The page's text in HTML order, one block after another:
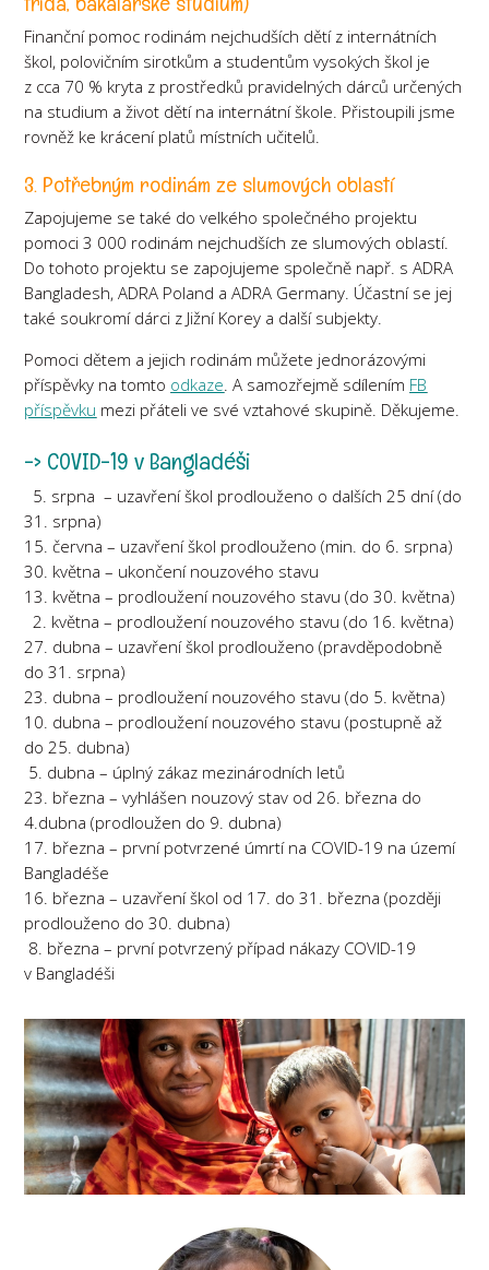
Finanční pomoc rodinám nejchudších dětí z internátních
škol, polovičním sirotkům a studentům vysokých škol je
z cca 70 % kryta z prostředků pravidelných dárců určených
na studium a život dětí na internátní škole. Přistoupili jsme
rovněž ke krácení platů místních učitelů.
3. Potřebným rodinám ze slumových oblastí
Zapojujeme se také do velkého společného projektu
pomoci 3 000 rodinám nejchudších ze slumových oblastí.
Do tohoto projektu se zapojujeme společně např. s ADRA
Bangladesh, ADRA Poland a ADRA Germany. Účastní se jej
také soukromí dárci z Jižní Korey a další subjekty.
Pomoci dětem a jejich rodinám můžete jednorázovými
příspěvky na tomto odkaze. A samozřejmě sdílením FB
příspěvku mezi přáteli ve své vztahové skupině. Děkujeme.
-> COVID-19 v Bangladéši
5. srpna – uzavření škol prodlouženo o dalších 25 dní (do
31. srpna)
15. června – uzavření škol prodlouženo (min. do 6. srpna)
30. května – ukončení nouzového stavu
13. května – prodloužení nouzového stavu (do 30. května)
2. května – prodloužení nouzového stavu (do 16. května)
27. dubna – uzavření škol prodlouženo (pravděpodobně
do 31. srpna)
23. dubna – prodloužení nouzového stavu (do 5. května)
10. dubna – prodloužení nouzového stavu (postupně až
do 25. dubna)
5. dubna – úplný zákaz mezinárodních letů
23. března – vyhlášen nouzový stav od 26. března do
4.dubna (prodloužen do 9. dubna)
17. března – první potvrzené úmrtí na COVID-19 na území
Bangladéše
16. března – uzavření škol od 17. do 31. března (později
prodlouženo do 30. dubna)
8. března – první potvrzený případ nákazy COVID-19
v Bangladéši